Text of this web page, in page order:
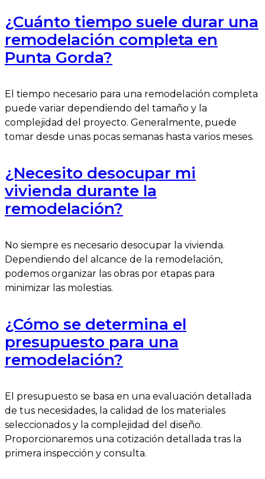
¿Cuánto tiempo suele durar una
remodelación completa en
Punta Gorda?
El tiempo necesario para una remodelación completa
puede variar dependiendo del tamaño y la
complejidad del proyecto. Generalmente, puede
tomar desde unas pocas semanas hasta varios meses.
¿Necesito desocupar mi
vivienda durante la
remodelación?
No siempre es necesario desocupar la vivienda.
Dependiendo del alcance de la remodelación,
podemos organizar las obras por etapas para
minimizar las molestias.
¿Cómo se determina el
presupuesto para una
remodelación?
El presupuesto se basa en una evaluación detallada
de tus necesidades, la calidad de los materiales
seleccionados y la complejidad del diseño.
Proporcionaremos una cotización detallada tras la
primera inspección y consulta.